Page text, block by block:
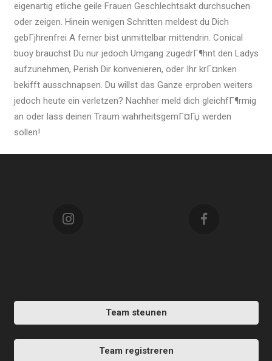
eigenartig etliche geile Frauen Geschlechtsakt durchsuchen
oder zeigen. Hinein wenigen Schritten meldest du Dich
gebГјhrenfrei A ferner bist unmittelbar mittendrin. Conical
buoy brauchst Du nur jedoch Umgang zugedrГ¶hnt den Ladys
aufzunehmen, Perish Dir konvenieren, oder Ihr krГ¤nken
bekifft ausschnapsen. Du willst das Ganze erproben weiters
jedoch heute ein verletzen? Nachher meld dich gleichfГ¶rmig
an oder lass deinen Traum wahrheitsgemГ¤Гџ werden
sollen!
Team steunen
Team registreren